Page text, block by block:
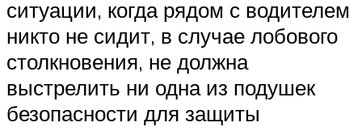
ситуации, когда рядом с водителем
никто не сидит, в случае лобового
столкновения, не должна
выстрелить ни одна из подушек
безопасности для защиты